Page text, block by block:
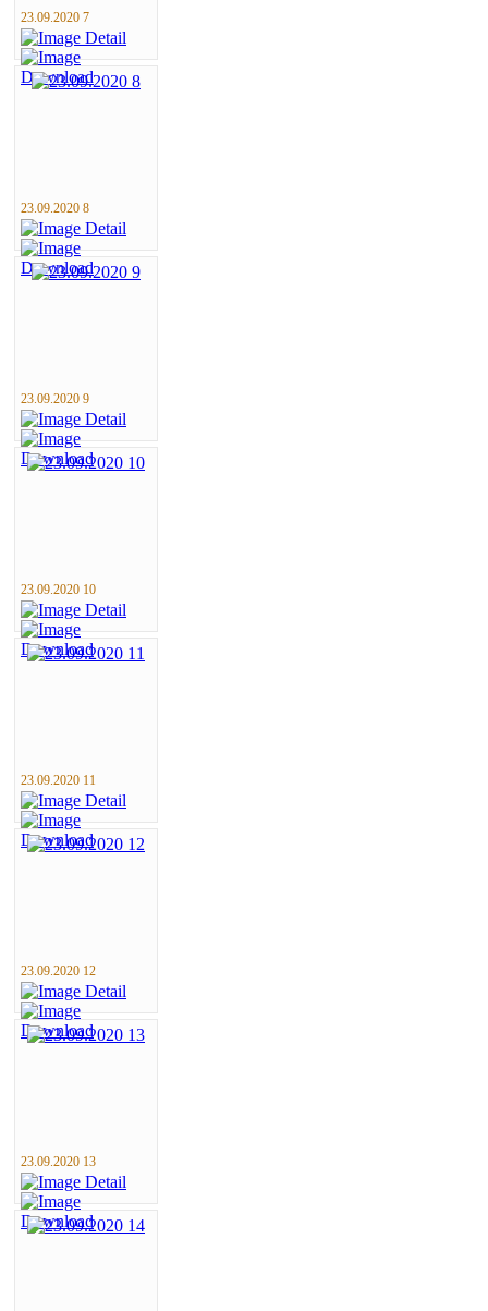
23.09.2020 7
23.09.2020 8
23.09.2020 9
23.09.2020 10
23.09.2020 11
23.09.2020 12
23.09.2020 13